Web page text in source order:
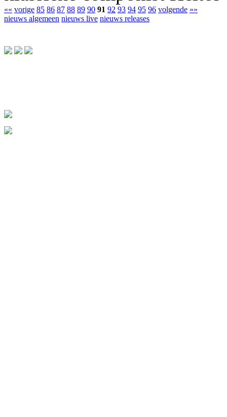
«« vorige 85 86 87 88 89 90 91 92 93 94 95 96 volgende »»
nieuws algemeen nieuws live nieuws releases